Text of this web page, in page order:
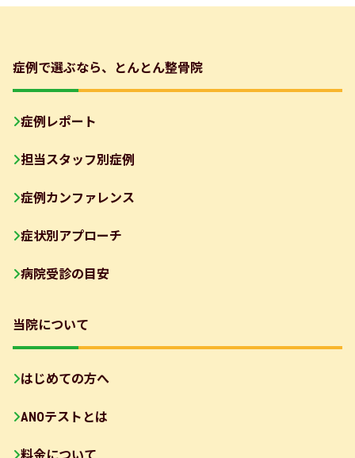
症例で選ぶなら、とんとん整骨院
症例レポート
担当スタッフ別症例
症例カンファレンス
症状別アプローチ
病院受診の目安
当院について
はじめての方へ
ANOテストとは